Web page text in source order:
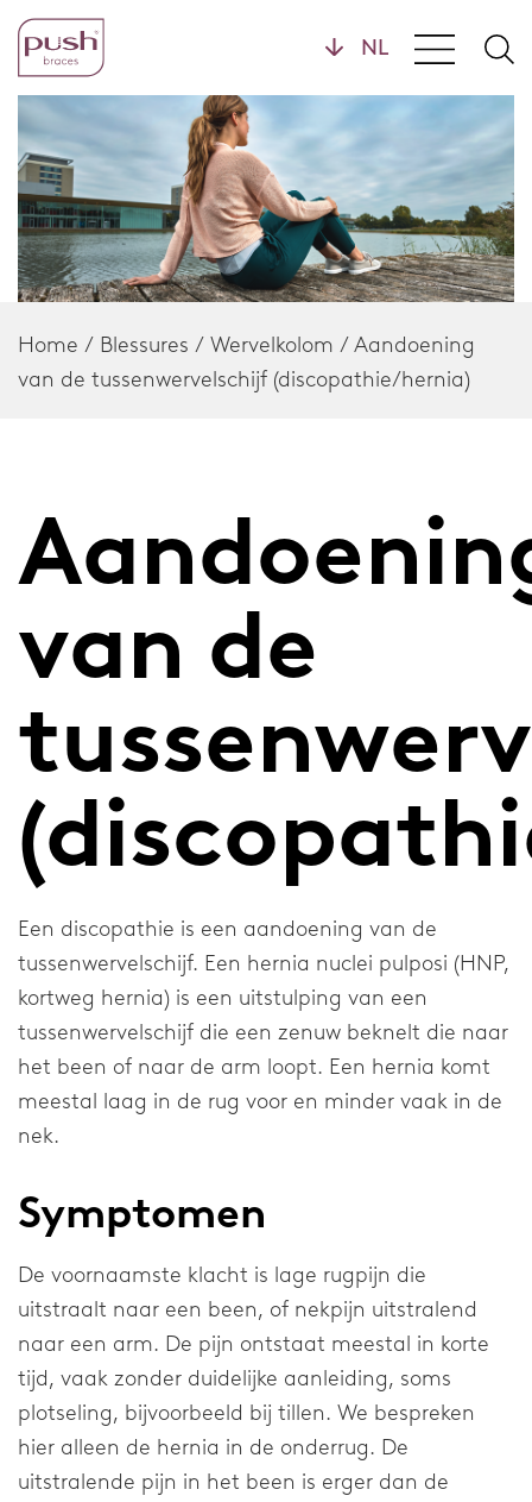
Home
Producten
Brace profielen
Polsbraces
Handbraces
Enkelbraces
Voetbraces
Nekbraces
Elleboogbraces
Schouderbraces
Voet
Pols en Duim
Knie
Wervelkolom
Elleboog
Over onze onderneming
Research & Development
Nieuws & Media
Werken bij
Home / Blessures / Wervelkolom /Aandoening
van de tussenwervelschijf (discopathie/hernia)
van de
Een discopathie is een aandoening van de
tussenwervelschijf. Een hernia nuclei pulposi (HNP,
kortweg hernia) is een uitstulping van een
tussenwervelschijf die een zenuw beknelt die naar
het been of naar de arm loopt. Een hernia komt
meestal laag in de rug voor en minder vaak in de
nek.
Symptomen
De voornaamste klacht is lage rugpijn die
uitstraalt naar een been, of nekpijn uitstralend
naar een arm. De pijn ontstaat meestal in korte
tijd, vaak zonder duidelijke aanleiding, soms
plotseling, bijvoorbeeld bij tillen. We bespreken
hier alleen de hernia in de onderrug. De
uitstralende pijn in het been is erger dan de